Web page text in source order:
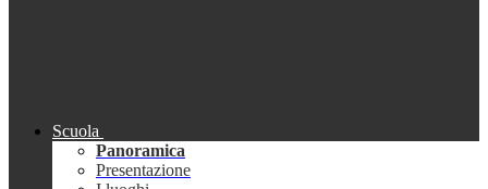
Scuola
Panoramica
Presentazione